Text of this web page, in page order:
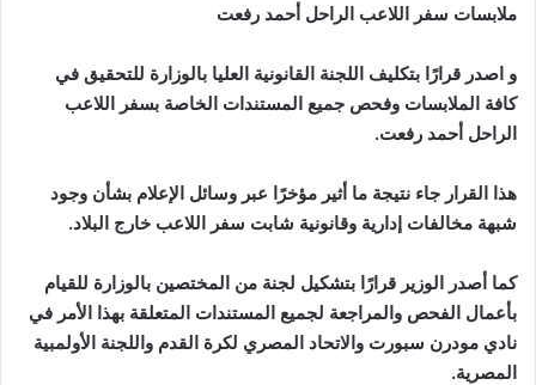
ملابسات سفر اللاعب الراحل أحمد رفعت
و اصدر قرارًا بتكليف اللجنة القانونية العليا بالوزارة للتحقيق في
كافة الملابسات وفحص جميع المستندات الخاصة بسفر اللاعب
الراحل أحمد رفعت.
هذا القرار جاء نتيجة ما أثير مؤخرًا عبر وسائل الإعلام بشأن وجود
شبهة مخالفات إدارية وقانونية شابت سفر اللاعب خارج البلاد.
كما أصدر الوزير قرارًا بتشكيل لجنة من المختصين بالوزارة للقيام
بأعمال الفحص والمراجعة لجميع المستندات المتعلقة بهذا الأمر في
نادي مودرن سبورت والاتحاد المصري لكرة القدم واللجنة الأولمبية
المصرية.